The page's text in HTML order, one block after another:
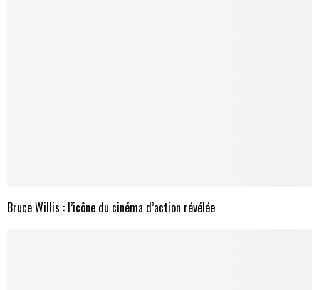
Bruce Willis : l’icône du cinéma d’action révélée